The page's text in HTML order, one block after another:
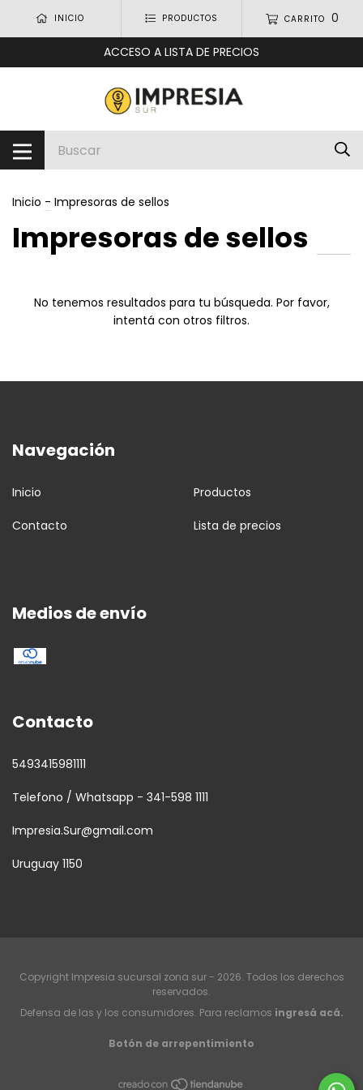
INICIO PRODUCTOS CARRITO 0
ACCESO A LISTA DE PRECIOS
Inicio - Impresoras de sellos
Impresoras de sellos
No tenemos resultados para tu búsqueda. Por favor,
intentá con otros filtros.
Navegación
Inicio Productos
Contacto Lista de precios
Medios de envío
Contacto
5493415981111
Telefono / Whatsapp - 341-598 1111
Impresia.Sur@gmail.com
Uruguay 1150
Copyright Impresia sucursal zona sur - 2026. Todos los derechos
reservados.
Defensa de las y los consumidores. Para reclamos ingresá acá.
Botón de arrepentimiento